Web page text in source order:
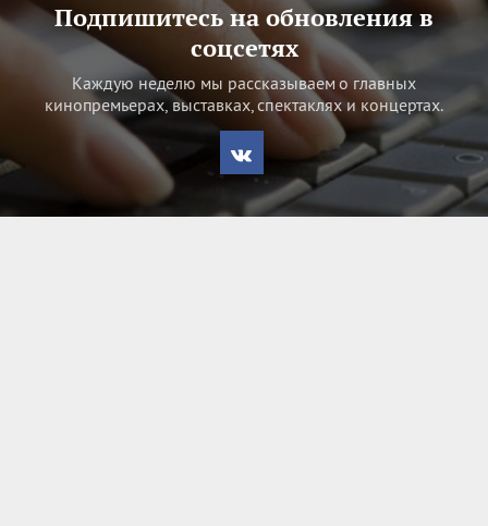
Подпишитесь на обновления в
соцсетях
Каждую неделю мы рассказываем о главных
кинопремьерах, выставках, спектаклях и концертах.